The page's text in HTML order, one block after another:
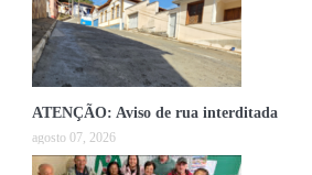
ATENÇÃO: Aviso de rua interditada
agosto 07, 2026